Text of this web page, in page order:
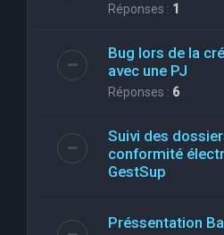
Réponses : 1
Bug lors de la
avec une PJ
Réponses : 6
Suivi des
conformité
GestSup
Préssentation